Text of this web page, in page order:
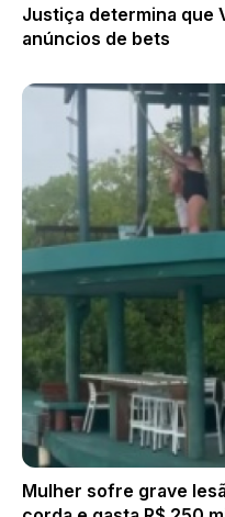
Justiça determina que
anúncios de bets
Mulher sofre grave